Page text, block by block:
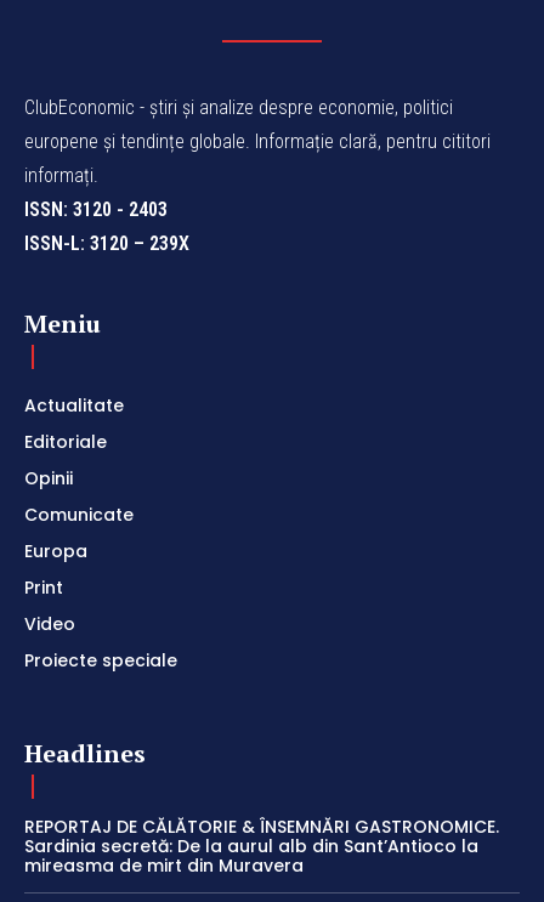
ClubEconomic - știri și analize despre economie, politici
europene și tendințe globale. Informație clară, pentru cititori
informați.
ISSN: 3120 - 2403
ISSN-L: 3120 – 239X
Meniu
Actualitate
Editoriale
Opinii
Comunicate
Europa
Print
Video
Proiecte speciale
Headlines
REPORTAJ DE CĂLĂTORIE & ÎNSEMNĂRI GASTRONOMICE.
Sardinia secretă: De la aurul alb din Sant’Antioco la
mireasma de mirt din Muravera